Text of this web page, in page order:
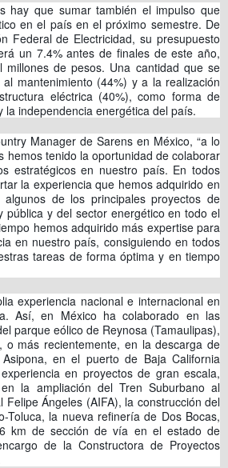
hay que sumar también el impulso que
en el país en el próximo semestre. De
Federal de Electricidad, su presupuesto
un 7.4% antes de finales de este año,
millones de pesos. Una cantidad que se
mantenimiento (44%) y a la realización
eléctrica (40%), como forma de
la independencia energética del país.
Manager de Sarens en México, “a lo
hemos tenido la oportunidad de colaborar
estratégicos en nuestro país. En todos
la experiencia que hemos adquirido en
de los principales proyectos de
pública y del sector energético en todo el
hemos adquirido más expertise para
en nuestro país, consiguiendo en todos
tareas de forma óptima y en tiempo
experiencia nacional e internacional en
Así, en México ha colaborado en las
parque eólico de Reynosa (Tamaulipas),
más recientemente, en la descarga de
en el puerto de Baja California
en proyectos de gran escala,
la ampliación del Tren Suburbano al
Felipe Ángeles (AIFA), la construcción del
Toluca, la nueva refinería de Dos Bocas,
km de sección de vía en el estado de
de la Constructora de Proyectos